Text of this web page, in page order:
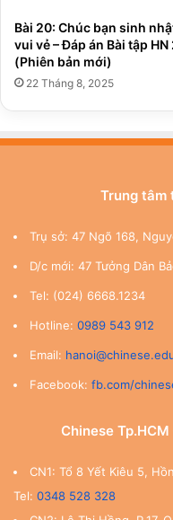
Bài 20: Chúc bạn sinh
vui vẻ – Đáp án Bài tập HN
(Phiên bản mới)
22 Tháng 8, 2025
Trung tâm
Trụ sở: 47 Ngõ 168,
D/c mới: 47 Tưởng Dân
Tel: (024) 6668.1234
Hotline: 0989 543 912
Email:
Facebook: fb.com/
Chinese
CN1: Tổ 8 Yết Kiêu 5,
Tel: 0348 528 328